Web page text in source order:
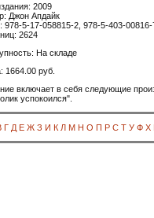
2009
Джон Апдайк
978-5-17-058815-2, 978-5-403-
2624
На складе
1664.00 руб.
включает в себя следующие
успокоился".
Г Д Е Ж З И К Л М Н О П Р С Т У Ф Х